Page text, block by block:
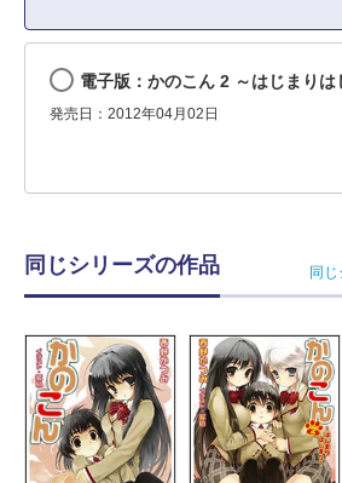
電子版：かのこん 2 ～はじまりは
発売日：2012年04月02日
同じシリーズの作品 同